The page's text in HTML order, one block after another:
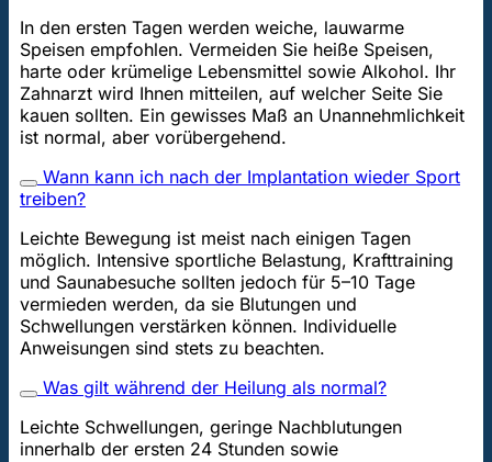
In den ersten Tagen werden weiche, lauwarme
Speisen empfohlen. Vermeiden Sie heiße Speisen,
harte oder krümelige Lebensmittel sowie Alkohol. Ihr
Zahnarzt wird Ihnen mitteilen, auf welcher Seite Sie
kauen sollten. Ein gewisses Maß an Unannehmlichkeit
ist normal, aber vorübergehend.
Wann kann ich nach der Implantation wieder Sport
treiben?
Leichte Bewegung ist meist nach einigen Tagen
möglich. Intensive sportliche Belastung, Krafttraining
und Saunabesuche sollten jedoch für 5–10 Tage
vermieden werden, da sie Blutungen und
Schwellungen verstärken können. Individuelle
Anweisungen sind stets zu beachten.
Was gilt während der Heilung als normal?
Leichte Schwellungen, geringe Nachblutungen
innerhalb der ersten 24 Stunden sowie